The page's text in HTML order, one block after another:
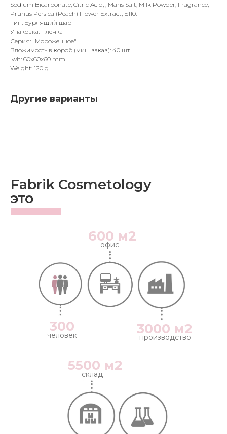
Sodium Bicarbonate, Citric Acid, , Maris Salt, Milk Powder, Fragrance,
Prunus Persica (Peach) Flower Extract, Е110.
Тип: Бурлящий шар
Упаковка: Пленка
Серия: "Мороженное"
Вложимость в короб (мин. заказ): 40 шт.
lwh: 60x60x60 mm
Weight: 120 g
Другие варианты
300
человек
Fabrik Cosmetology
это
600 м2
офис
3000 м2
производство
5500 м2
склад